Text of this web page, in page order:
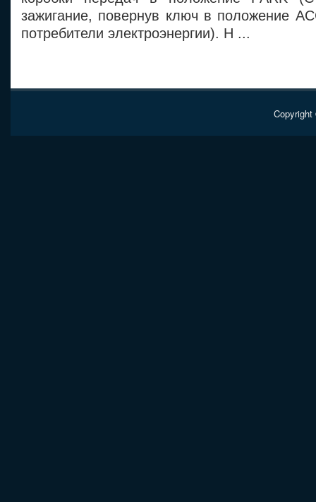
зажигание, повернув ключ в положение
потребители электроэнергии). Н ...
Copyright